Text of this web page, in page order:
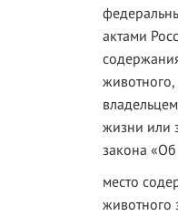
актами
жизни или
закона
место
животного